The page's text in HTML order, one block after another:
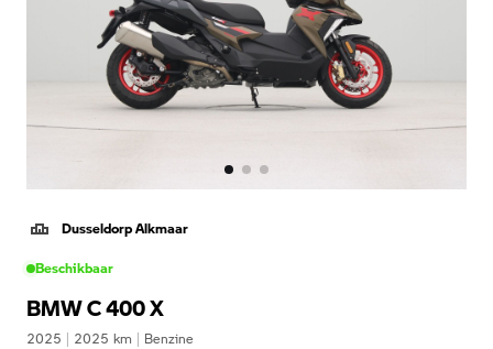
Dusseldorp Alkmaar
Beschikbaar
BMW C 400 X
2025 | 2025 km | Benzine